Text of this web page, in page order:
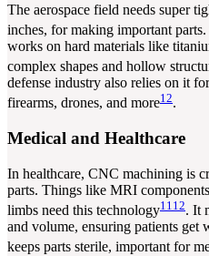
The aerospace field needs super
inches, for making important
works on hard materials like
complex shapes and hollow
defense industry also relies on it
firearms, drones, and more12.
Medical and Healthcare
In healthcare, CNC machining is
parts. Things like MRI
limbs need this technology1112. It
and volume, ensuring patients
keeps parts sterile, important for